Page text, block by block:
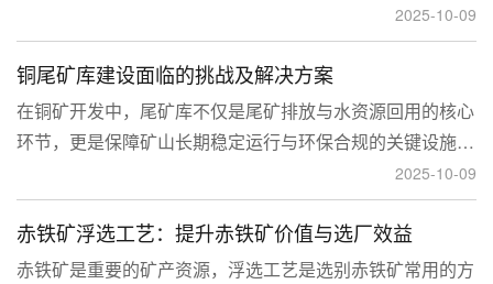
属矿山的尾矿。尾矿库通常包括尾矿处理系统、排水系统和
回水系统。根据地形，尾矿库可分为山谷型、山坡型、平地
型和河流拦截型。
2025-10-09
铜尾矿库建设面临的挑战及解决方案
在铜矿开发中，尾矿库不仅是尾矿排放与水资源回用的核心
环节，更是保障矿山长期稳定运行与环保合规的关键设施。
然而，铜矿尾矿本身具有粒度细、水量大、化学活性强等特
性，使尾矿库在坝体稳定、防渗处理与排洪系统设计方面面
临更高技术挑战。
2025-10-09
赤铁矿浮选工艺：提升赤铁矿价值与选厂效益
赤铁矿是重要的矿产资源，浮选工艺是选别赤铁矿常用的方